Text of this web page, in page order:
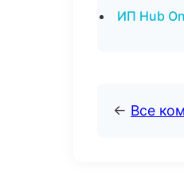
ИП Hub
← Все